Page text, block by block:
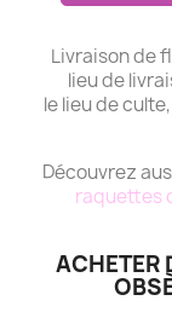
Livraison de
lieu de
le lieu de
Découvrez
raquettes
ACHETER